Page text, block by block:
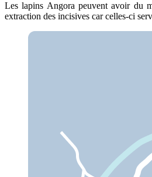
Les lapins Angora peuvent avoir du
extraction des incisives car celles-ci